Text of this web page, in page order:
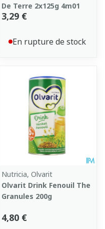
De Terre 2x125g 4m01
3,29 €
En rupture de stock
Nutricia, Olvarit
Olvarit Drink Fenouil The
Granules 200g
4,80 €